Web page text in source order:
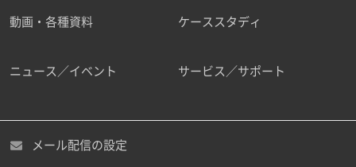
職種
動画・各種資料 ケーススタディ
ニュース／イベント サービス／サポート
メール配信の設定